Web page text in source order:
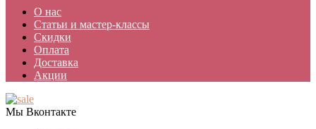
О нас
Статьи и мастер-классы
Скидки
Оплата
Доставка
Акции
Мы Вконтакте